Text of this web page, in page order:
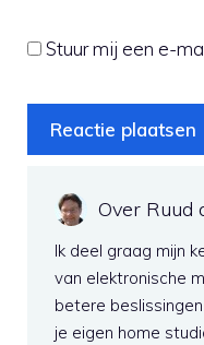
Stuur mij een e-
Over Ruud
Ik deel graag mijn
van elektronische
betere
je eigen home